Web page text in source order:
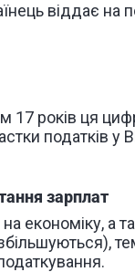
віддає на
17 років ця
податків у
зарплат
економіку, а